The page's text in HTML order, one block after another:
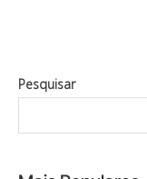
Pesquisar